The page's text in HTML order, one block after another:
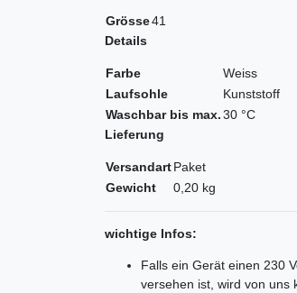
Grösse41
Details
Farbe
Weiss
Laufsohle
Kunststoff
Waschbar bis max.30 °C
Lieferung
VersandartPaket
Gewicht
0,20 kg
wichtige Infos:
Falls ein Gerät einen 230
versehen ist, wird von uns